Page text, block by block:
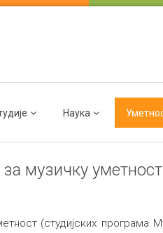
Наука
музичку уметност
(студијских програма